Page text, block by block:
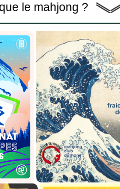
le mahjong ?